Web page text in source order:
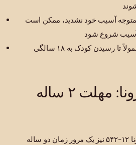
متوجه آسیب خود نشدید، ممکن است
آسیب شروع شود
اقلیت سنی: مرور زمان معمولاً تا رسیدن کودک به ۱۸ سالگی
آریزونا: مهلت ۲ ساله (ARS 12-
قوانین تجدیدنظرشده آریزونا ۱۲-۵۴۲ نیز یک مرور زمان دو ساله